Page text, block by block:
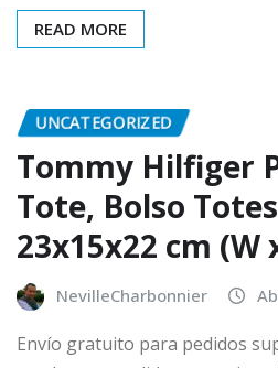
READ MORE
UNCATEGORIZED
Tommy Hilfiger
Tote, Bolso
23x15x22 cm (W
NevilleCharbonnier
Envío gratuito para pedidos